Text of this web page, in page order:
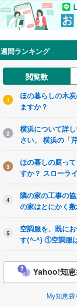
週間ランキング
閲覧数
1
ほの暮らしの木
ますか？
2
横浜について詳
さい。 横浜の「
3
ほの暮しの庭っ
すか？ スローラ
4
隣の家の工事の
の家はとにかく
5
空調服を、既に
す(^-^) ①空調服
Yahoo!知
My知恵袋